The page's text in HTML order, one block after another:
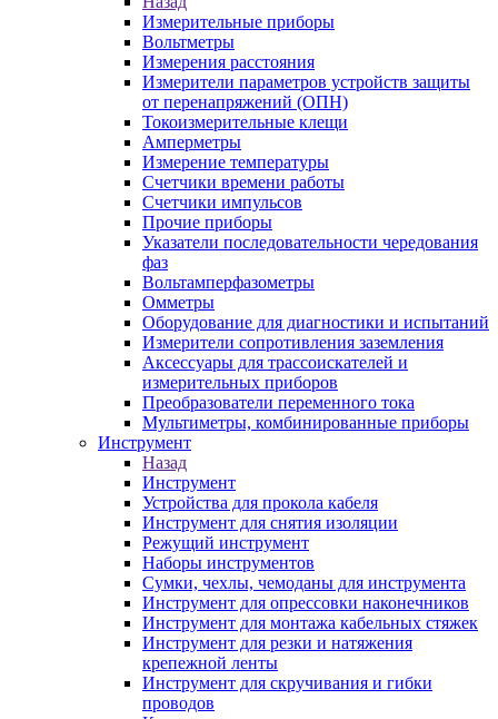
Измерительные приборы
Вольтметры
Измерения расстояния
Измерители параметров устройств защиты
от перенапряжений (ОПН)
Токоизмерительные клещи
Амперметры
Измерение температуры
Счетчики времени работы
Счетчики импульсов
Прочие приборы
Указатели последовательности чередования
фаз
Вольтамперфазометры
Омметры
Оборудование для диагностики и испытаний
Измерители сопротивления заземления
Аксессуары для трассоискателей и
измерительных приборов
Преобразователи переменного тока
Мультиметры, комбинированные приборы
Инструмент
Назад
Инструмент
Устройства для прокола кабеля
Инструмент для снятия изоляции
Режущий инструмент
Наборы инструментов
Сумки, чехлы, чемоданы для инструмента
Инструмент для опрессовки наконечников
Инструмент для монтажа кабельных стяжек
Инструмент для резки и натяжения
крепежной ленты
Инструмент для скручивания и гибки
проводов